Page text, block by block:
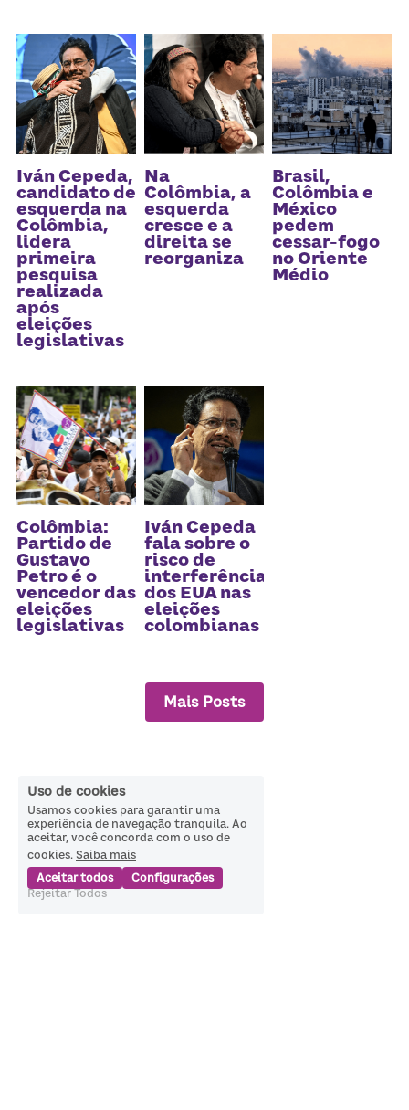
Iván Cepeda,
candidato de
esquerda na
Colômbia,
lidera
primeira
pesquisa
realizada
após
eleições
legislativas
Na
Colômbia, a
esquerda
cresce e a
direita se
reorganiza
Brasil,
Colômbia e
México
pedem
cessar-fogo
no Oriente
Médio
Colômbia:
Partido de
Gustavo
Petro é o
vencedor das
eleições
legislativas
Iván Cepeda
fala sobre o
risco de
interferência
dos EUA nas
eleições
colombianas
Mais Posts
Uso de cookies
Usamos cookies para garantir uma
experiência de navegação tranquila. Ao
aceitar, você concorda com o uso de
cookies. Saiba mais
Aceitar todos
Configurações
Rejeitar Todos